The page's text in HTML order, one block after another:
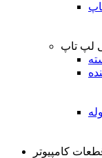
لپ تاپ
کامپیوتر